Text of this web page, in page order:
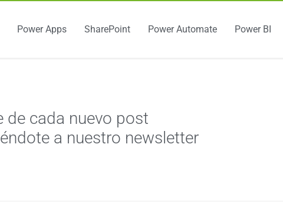
Power Apps SharePoint Power Automate Power BI
de cada nuevo post
a nuestro newsletter